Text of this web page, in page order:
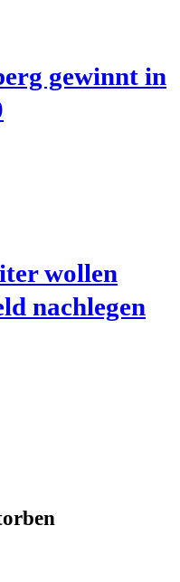
gewinnt in
wol­len
nachlegen